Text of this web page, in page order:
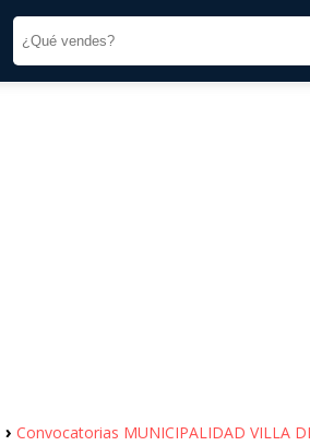
› Convocatorias MUNICIPALIDAD VILLA